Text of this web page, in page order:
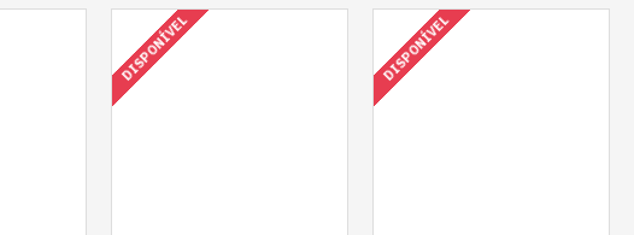
DISPONÍVEL DISPONÍVEL